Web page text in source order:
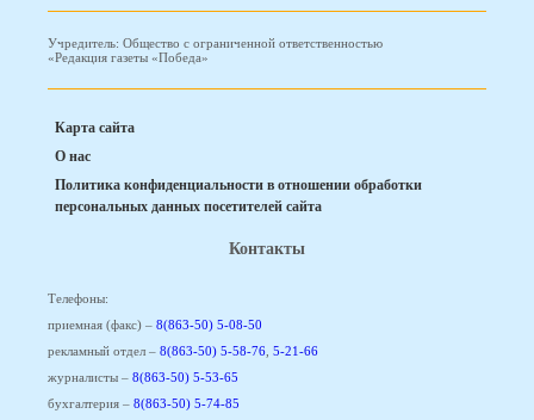
Учредитель: Общество с ограниченной ответственностью
«Редакция газеты «Победа»
Карта сайта
О нас
Политика конфиденциальности в отношении обработки
персональных данных посетителей сайта
Контакты
Телефоны:
приемная (факс) – 8(863-50) 5-08-50
рекламный отдел – 8(863-50) 5-58-76, 5-21-66
журналисты – 8(863-50) 5-53-65
бухгалтерия – 8(863-50) 5-74-85